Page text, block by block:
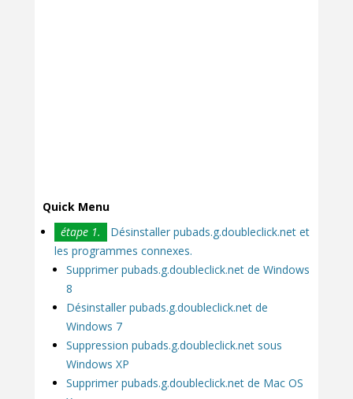
Quick Menu
étape 1.
Désinstaller pubads.g.doubleclick.net et
les programmes connexes.
Supprimer pubads.g.doubleclick.net de Windows
8
Désinstaller pubads.g.doubleclick.net de
Windows 7
Suppression pubads.g.doubleclick.net sous
Windows XP
Supprimer pubads.g.doubleclick.net de Mac OS